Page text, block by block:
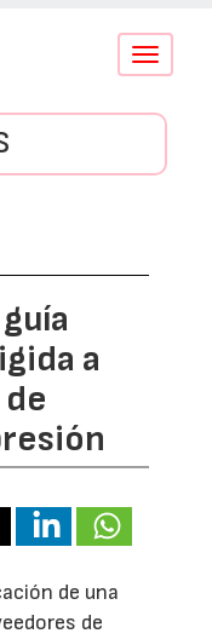
Conmutar
a
de una
de